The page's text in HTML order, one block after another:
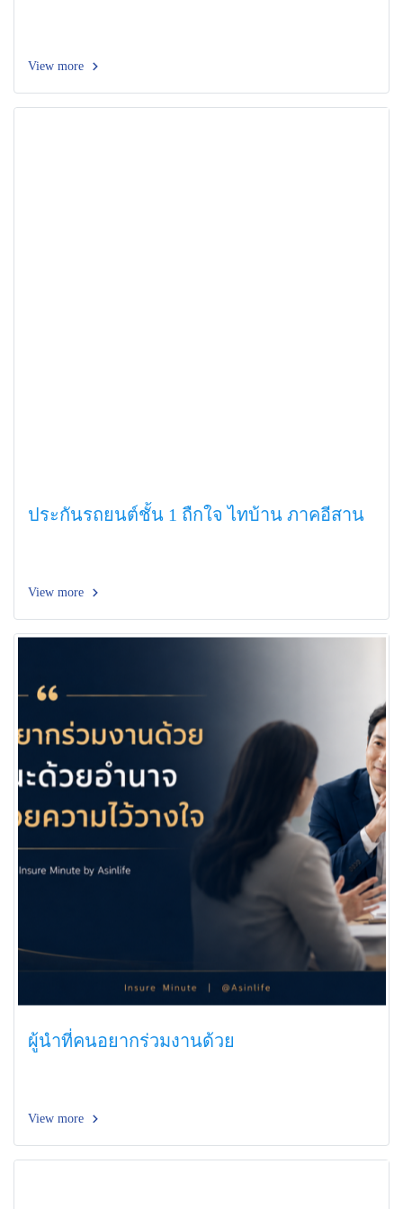
View more
ประกันรถยนต์ชั้น 1 ถืกใจ ไทบ้าน ภาคอีสาน
View more
ผู้นำที่คนอยากร่วมงานด้วย
View more